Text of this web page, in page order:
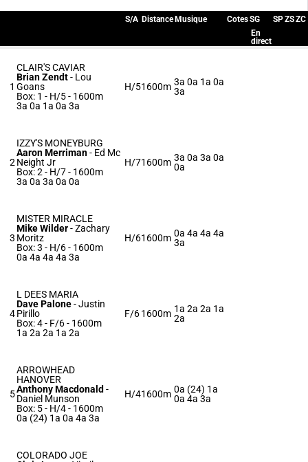
S/A Distance Musique CotesSG SPZSZC
En
direct
1
CLAIR'S CAVIAR
Brian Zendt- Lou
Goans
Box: 1 - H/5 - 1600m
3a 0a 1a 0a 3a
H/51600m 3a 0a 1a 0a
3a
2
IZZY'S MONEYBURG
Aaron Merriman- Ed Mc
Neight Jr
Box: 2 - H/7 - 1600m
3a 0a 3a 0a 0a
H/71600m 3a 0a 3a 0a
0a
3
MISTER MIRACLE
Mike Wilder-Zachary
Moritz
Box: 3 - H/6 - 1600m
0a 4a 4a 4a 3a
H/61600m 0a 4a 4a 4a
3a
4
L DEES MARIA
Dave Palone-Justin
Pirillo
Box: 4 - F/6 - 1600m
1a 2a 2a 1a 2a
F/61600m 1a 2a 2a 1a
2a
5
ARROWHEAD
HANOVER
Anthony Macdonald -
Daniel Munson
Box: 5 - H/4 - 1600m
0a (24) 1a 0a 4a 3a
H/41600m 0a (24) 1a
0a 4a 3a
COLORADO JOE